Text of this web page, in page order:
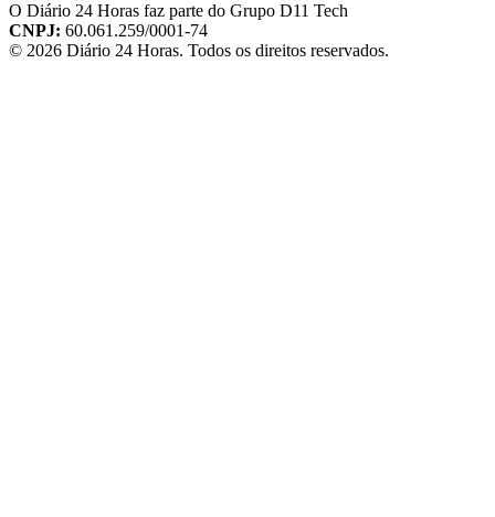
O Diário 24 Horas faz parte do Grupo D11 Tech
CNPJ: 60.061.259/0001-74
© 2026 Diário 24 Horas. Todos os direitos reservados.